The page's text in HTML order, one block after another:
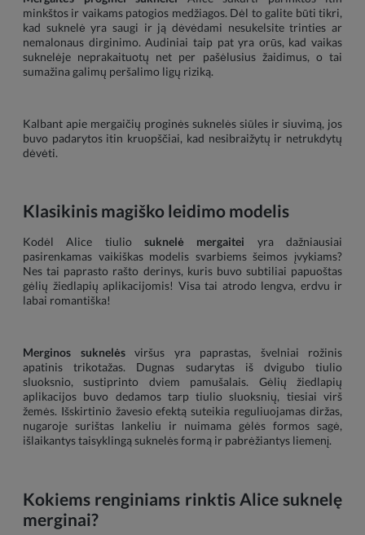
minkštos ir vaikams patogios medžiagos. Dėl to galite būti tikri,
kad suknelė yra saugi ir ją dėvėdami nesukelsite trinties ar
nemalonaus dirginimo. Audiniai taip pat yra orūs, kad vaikas
suknelėje neprakaituotų net per pašėlusius žaidimus, o tai
sumažina galimų peršalimo ligų riziką.
Kalbant apie mergaičių proginės suknelės siūles ir siuvimą, jos
buvo padarytos itin kruopščiai, kad nesibraižytų ir netrukdytų
dėvėti.
Klasikinis magiško leidimo modelis
Kodėl Alice tiulio suknelė mergaitei yra dažniausiai
pasirenkamas vaikiškas modelis svarbiems šeimos įvykiams?
Nes tai paprasto rašto derinys, kuris buvo subtiliai papuoštas
gėlių žiedlapių aplikacijomis! Visa tai atrodo lengva, erdvu ir
labai romantiška!
Merginos suknelėsviršus yra paprastas, švelniai rožinis
apatinis trikotažas. Dugnas sudarytas iš dvigubo tiulio
sluoksnio, sustiprinto dviem pamušalais. Gėlių žiedlapių
aplikacijos buvo dedamos tarp tiulio sluoksnių, tiesiai virš
žemės. Išskirtinio žavesio efektą suteikia reguliuojamas diržas,
nugaroje surištas lankeliu ir nuimama gėlės formos sagė,
išlaikantys taisyklingą suknelės formą ir pabrėžiantys liemenį.
Kokiems renginiams rinktis Alice suknelę
merginai?